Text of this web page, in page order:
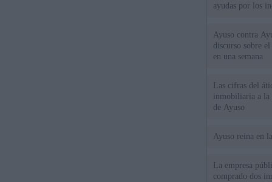
ayudas por los
Ayuso contra
discurso sobre
en una semana
Las cifras del
inmobiliaria a la
de Ayuso
Ayuso reina en
La empresa
comprado dos